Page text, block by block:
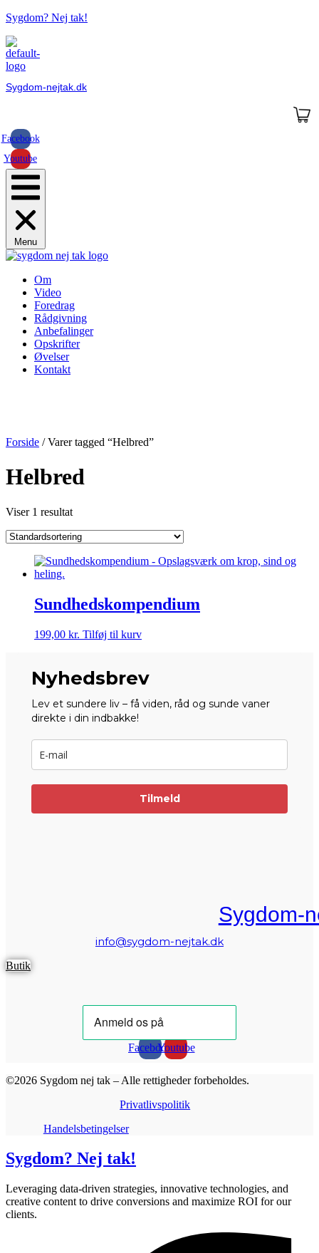
Sygdom? Nej tak!
Sygdom-nejtak.dk
Facebook
Youtube
Menu
Om
Video
Foredrag
Rådgivning
Anbefalinger
Opskrifter
Øvelser
Kontakt
Forside / Varer tagged “Helbred”
Helbred
Viser 1 resultat
Sundhedskompendium
199,00 kr. Tilføj til kurv
Nyhedsbrev
Lev et sundere liv – få viden, råd og sunde vaner
direkte i din indbakke!
Tilmeld
Sygdom-
info@sygdom-nejtak.dk
Butik
FacebookYoutube
©2026 Sygdom nej tak – Alle rettigheder forbeholdes.
Privatlivspolitik
Handelsbetingelser
Sygdom? Nej tak!
Leveraging data-driven strategies, innovative technologies, and
creative content to drive conversions and maximize ROI for our
clients.